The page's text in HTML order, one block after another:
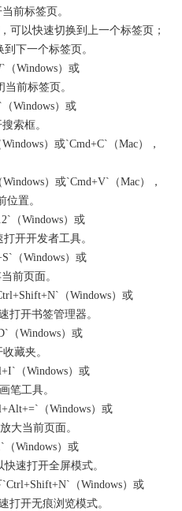
前标签页。
可以快速切换到上一个标签页；
下一个标签页。
Windows）或
前标签页。
Windows）或
索框。
）或`Cmd+C`（Mac），
）或`Cmd+V`（Mac），
置。
（Windows）或
开开发者工具。
（Windows）或
前页面。
（Windows）或
打开书签管理器。
（Windows）或
藏夹。
（Windows）或
笔工具。
（Windows）或
大当前页面。
Windows）或
快速打开全屏模式。
（Windows）或
打开无痕浏览模式。